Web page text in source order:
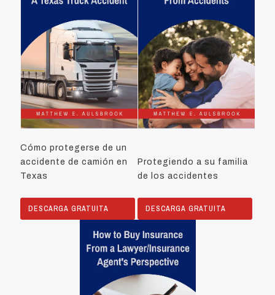
Cómo protegerse de un
accidente de camión en
Texas
DESCARGA GRATUITA
Protegiendo a su familia
de los accidentes
DESCARGA GRATUITA